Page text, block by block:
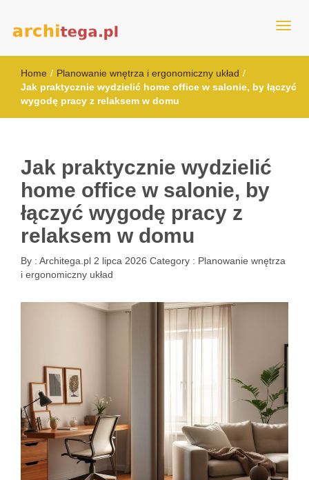
architega.pl
Home / Planowanie wnętrza i ergonomiczny układ /
Jak praktycznie wydzielić home office w salonie, by łączyć
wygodę pracy z relaksem w domu
Jak praktycznie wydzielić
home office w salonie, by
łączyć wygodę pracy z
relaksem w domu
By : Architega.pl 2 lipca 2026 Category : Planowanie wnętrza
i ergonomiczny układ